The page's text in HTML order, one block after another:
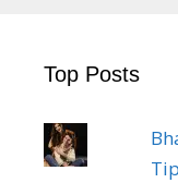
Top Posts